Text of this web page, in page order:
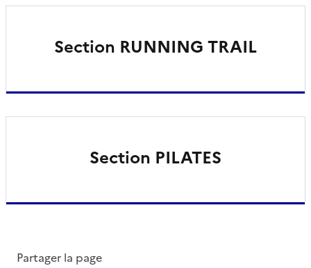
Section RUNNING TRAIL
Section PILATES
Partager la page